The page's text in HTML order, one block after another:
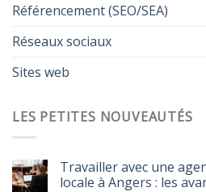
Référencement (SEO/SEA)
Réseaux sociaux
Sites web
LES PETITES NOUVEAUTÉS
Travailler avec une
locale à Angers : les